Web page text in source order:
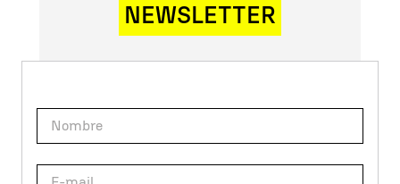
NEWSLETTER